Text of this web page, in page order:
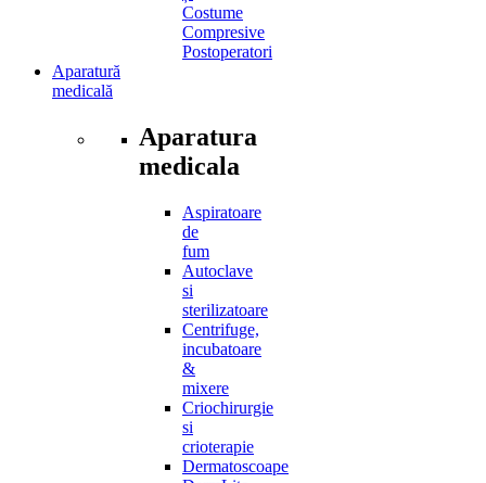
Costume
Compresive
Postoperatori
Aparatură
medicală
Aparatura
medicala
Aspiratoare
de
fum
Autoclave
si
sterilizatoare
Centrifuge,
incubatoare
&
mixere
Criochirurgie
si
crioterapie
Dermatoscoape